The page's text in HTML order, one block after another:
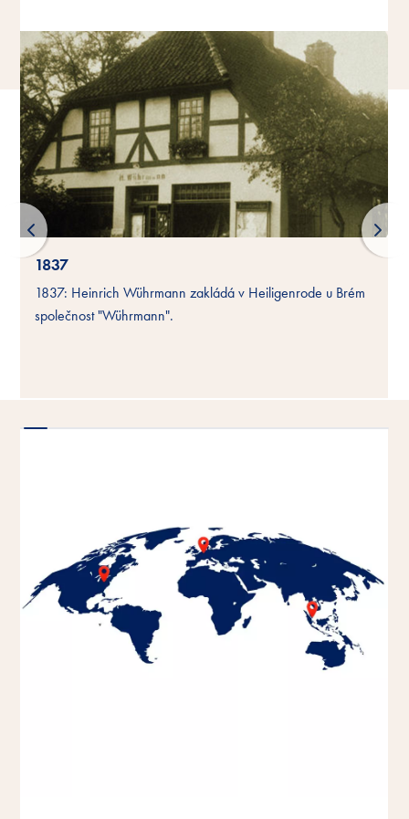
1837
1837: Heinrich Wührmann zakládá v Heiligenrode u Brém
společnost "Wührmann".